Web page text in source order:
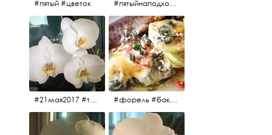
#пятый #цветок #пятыйнаподходе# цветы #весна2017
#21мая2017 #трио #цветы #форель #баклажаны #помидоры #завтрак